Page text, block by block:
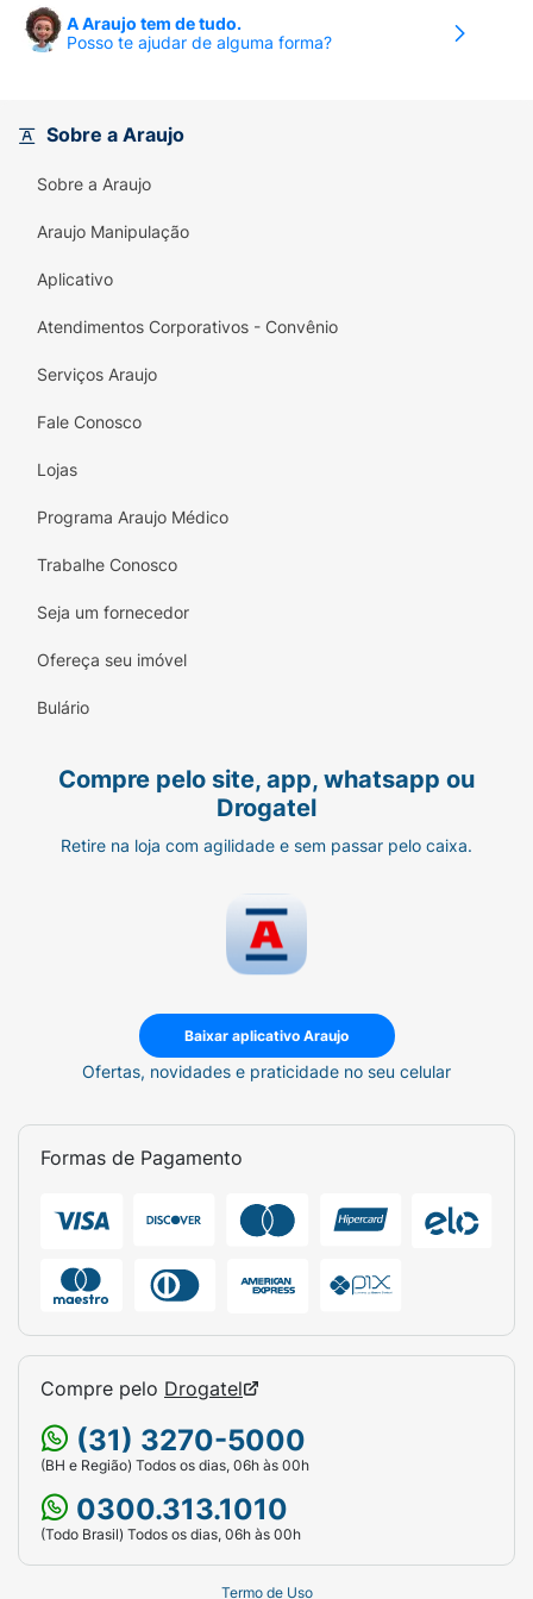
A Araujo tem de tudo.
Posso te ajudar de alguma forma?
Sobre a Araujo
Sobre a Araujo
Araujo Manipulação
Aplicativo
Atendimentos Corporativos - Convênio
Serviços Araujo
Fale Conosco
Lojas
Programa Araujo Médico
Trabalhe Conosco
Seja um fornecedor
Ofereça seu imóvel
Bulário
Compre pelo site, app, whatsapp ou
Drogatel
Retire na loja com agilidade e sem passar pelo caixa.
Baixar aplicativo Araujo
Ofertas, novidades e praticidade no seu celular
Formas de Pagamento
Compre pelo Drogatel
(31) 3270-5000
(BH e Região) Todos os dias, 06h às 00h
0300.313.1010
(Todo Brasil) Todos os dias, 06h às 00h
Termo de Uso